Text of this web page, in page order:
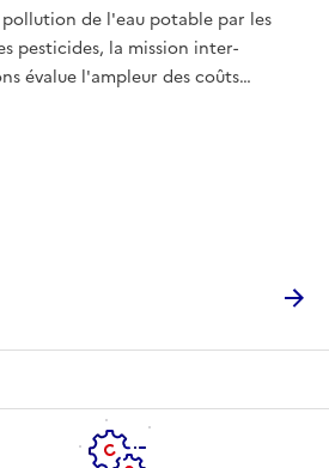
pollution de l'eau potable par les
pesticides, la mission inter-
évalue l'ampleur des coûts…